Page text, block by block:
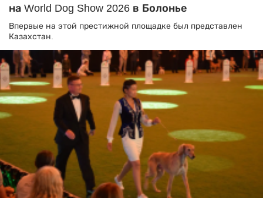
на World Dog Show 2026 в Болонье
Впервые на этой престижной площадке был представлен
Казахстан.